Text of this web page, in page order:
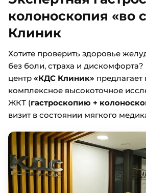
колоноскопия «во
Клиник
Хотите проверить здоровье
без боли, страха и
центр «КДС Клиник» предлагает
комплексное высокоточное
ЖКТ (гастроскопию +
визит в состоянии мягкого